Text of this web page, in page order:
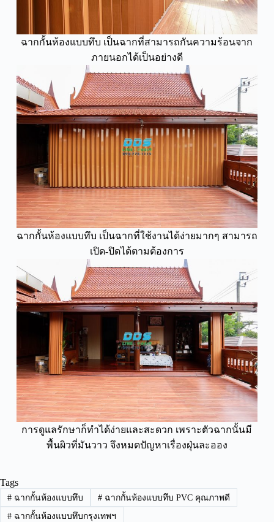
ฉากกั้นห้องแบบทึบ เป็นฉากที่สามารถกันความร้อนจาก
ภายนอกได้เป็นอย่างดี
ฉากกั้นห้องแบบทึบ เป็นฉากที่ใช้งานได้ง่ายมากๆ สามารถ
เปิด-ปิดได้ตามต้องการ
การดูแลรักษาก็ทำได้ง่ายและสะดวก เพราะตัวฉากนั้นมี
พื้นผิวที่มันวาว จึงหมดปัญหาเรื่องฝุ่นละออง
Tags
#ฉากกั้นห้องแบบทึบ #ฉากกั้นห้องแบบทึบ PVC คุณภาพดี
#ฉากกั้นห้องแบบทึบกรุงเทพฯ